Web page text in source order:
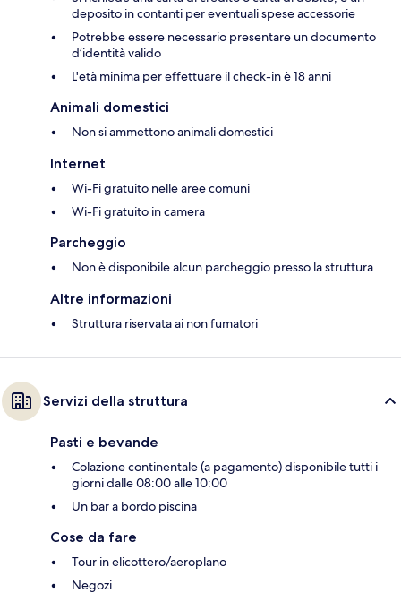
deposito in contanti per eventuali spese accessorie
Potrebbe essere necessario presentare un documento
d’identità valido
L'età minima per effettuare il check-in è 18 anni
Animali domestici
Non si ammettono animali domestici
Internet
Wi-Fi gratuito nelle aree comuni
Wi-Fi gratuito in camera
Parcheggio
Non è disponibile alcun parcheggio presso la struttura
Altre informazioni
Struttura riservata ai non fumatori
Servizi della struttura
Pasti e bevande
Colazione continentale (a pagamento) disponibile tutti i
giorni dalle 08:00 alle 10:00
Un bar a bordo piscina
Cose da fare
Tour in elicottero/aeroplano
Negozi